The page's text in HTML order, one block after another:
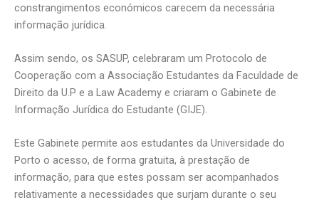
constrangimentos económicos carecem da necessária
informação jurídica.​
Assim sendo, os SASUP, celebraram um Protocolo de
Cooperação com a Associação Estudantes da Faculdade de
Direito da U.P e a Law Academy e criaram o Gabinete de
Informação Jurídica do Estudante (GIJE).​
Este Gabinete permite aos estudantes da Universidade do
Porto o acesso, de forma gratuita, à prestação de
informação, para que estes possam ser acompanhados
relativamente a necessidades que surjam durante o seu